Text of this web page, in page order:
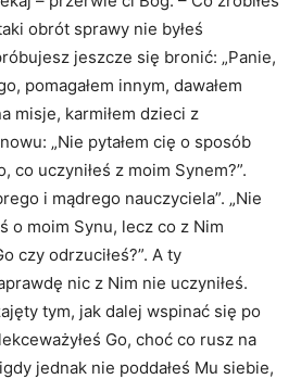
obrót sprawy nie byłeś
jeszcze się bronić: „Panie,
pomagałem innym, dawałem
misje, karmiłem dzieci z
„Nie pytałem cię o sposób
co uczyniłeś z moim Synem?”.
i mądrego nauczyciela”. „Nie
o moim Synu, lecz co z Nim
czy odrzuciłeś?”. A ty
nic z Nim nie uczyniłeś.
tym, jak dalej wspinać się po
Go, choć co rusz na
jednak nie poddałeś Mu siebie,